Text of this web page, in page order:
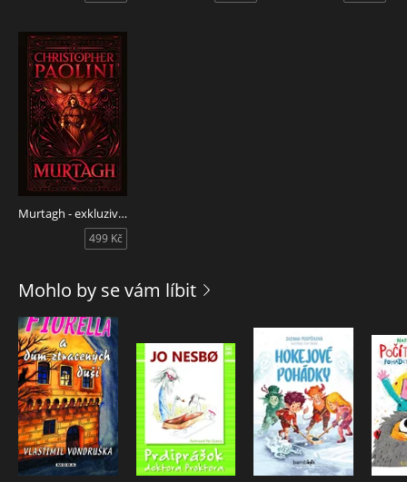
Murtagh - exkluzivní vydání
499 Kč
Mohlo by se vám líbit